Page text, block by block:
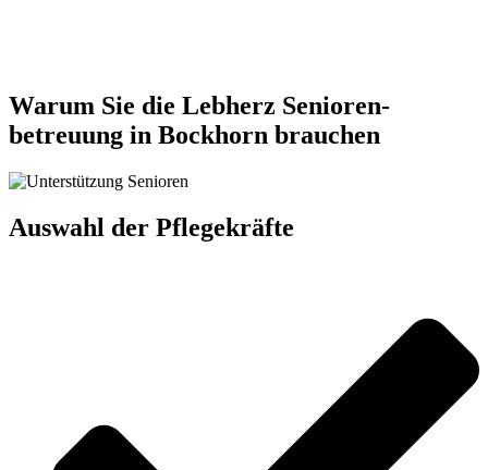
Warum Sie die Lebherz Senioren­
betreuung in Bockhorn brauchen
Auswahl der Pflegekräfte